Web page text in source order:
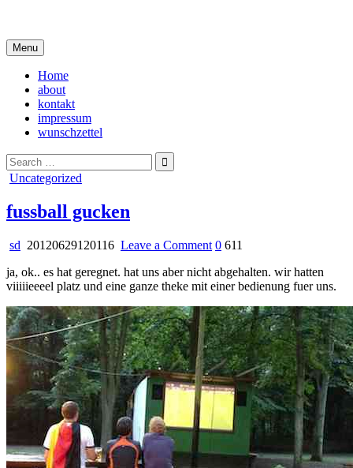
content
Menu
Home
about
kontakt
impressum
wunschzettel
Search
for:
Posted
Uncategorized
fussball gucken
sd 20120629120116 Leave a Commenton
gucken
0 611
ja, ok.. es hat geregnet. hat uns aber nicht abgehalten. wir hatten
viiiiieeeel platz und eine ganze theke mit einer bedienung fuer uns.